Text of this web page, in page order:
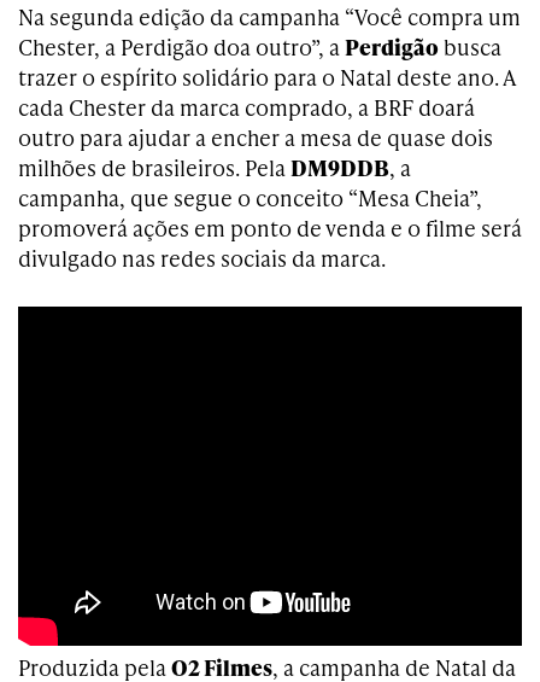
Na segunda edição da campanha “Você compra um
Chester, a Perdigão doa outro”, aPerdigãobusca
trazer o espírito solidário para o Natal deste ano. A
cada Chester da marca comprado, a BRF doará
outro para ajudar a encher a mesa de quase dois
milhões de brasileiros. PelaDM9DDB, a
campanha, que segue o conceito “Mesa Cheia”,
promoverá ações em ponto de venda e o filme será
divulgado nas redes sociais da marca.
Produzida pelaO2 Filmes, a campanha de Natal da